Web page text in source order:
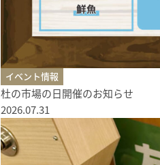
イベント情報
杜の市場の日開催のお知らせ
2026.07.31